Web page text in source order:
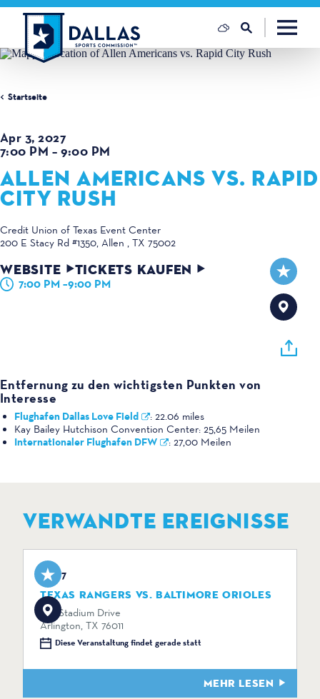
Zum Inhalt springen
Startseite
Apr 3, 2027
7:00 PM – 9:00 PM
ALLEN AMERICANS VS. RAPID
CITY RUSH
Credit Union of Texas Event Center
200 E Stacy Rd #1350 Allen , TX 75002
WEBSITE TICKETS KAUFEN
7:00 PM –9:00 PM
Entfernung zu den wichtigsten Punkten von
Interesse
Flughafen Dallas Love Field : 22.06 miles
Kay Bailey Hutchison Convention Center: 25,65 Meilen
Internationaler Flughafen DFW : 27,00 Meilen
VERWANDTE EREIGNISSE
Aug 7
TEXAS RANGERS VS. BALTIMORE ORIOLES
734 Stadium Drive
Arlington, TX 76011
Diese Veranstaltung findet gerade statt
MEHR LESEN